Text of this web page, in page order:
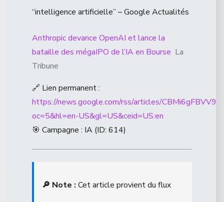
“intelligence artificielle” – Google Actualités
Anthropic devance OpenAI et lance la
bataille des mégaIPO de l’IA en Bourse La
Tribune
🔗 Lien permanent :
https://news.google.com/rss/articles/
oc=5&hl=en-US&gl=US&ceid=US:en
🎯 Campagne : IA (ID: 614)
🔎 Note : Cet article provient du flux